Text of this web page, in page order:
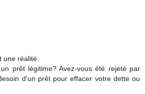
une réalité.
prêt légitime? Avez-vous été rejeté par
d'un prêt pour effacer votre dette ou